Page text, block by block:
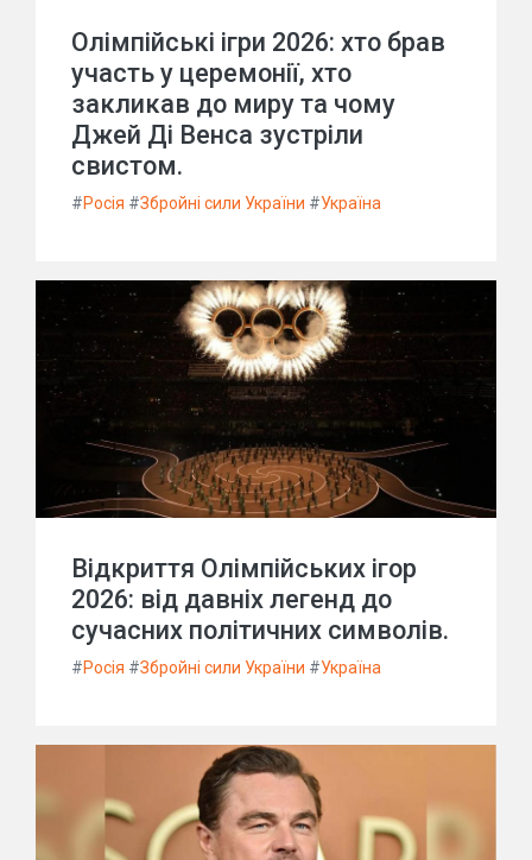
Олімпійські ігри 2026: хто брав
участь у церемонії, хто
закликав до миру та чому
Джей Ді Венса зустріли
свистом.
#Росія #Збройні сили України #Україна
Відкриття Олімпійських ігор
2026: від давніх легенд до
сучасних політичних символів.
#Росія #Збройні сили України #Україна